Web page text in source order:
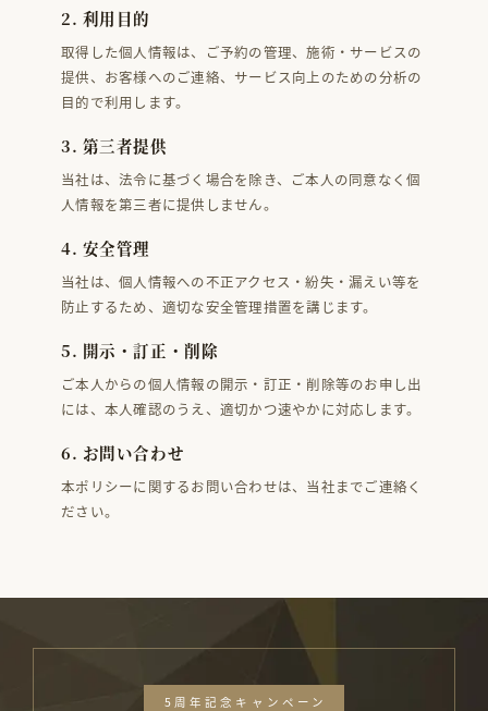
2. 利用目的
取得した個人情報は、ご予約の管理、施術・サービスの
提供、お客様へのご連絡、サービス向上のための分析の
目的で利用します。
3. 第三者提供
当社は、法令に基づく場合を除き、ご本人の同意なく個
人情報を第三者に提供しません。
4. 安全管理
当社は、個人情報への不正アクセス・紛失・漏えい等を
防止するため、適切な安全管理措置を講じます。
5. 開示・訂正・削除
ご本人からの個人情報の開示・訂正・削除等のお申し出
には、本人確認のうえ、適切かつ速やかに対応します。
6. お問い合わせ
本ポリシーに関するお問い合わせは、当社までご連絡く
ださい。
5周年記念キャンペーン